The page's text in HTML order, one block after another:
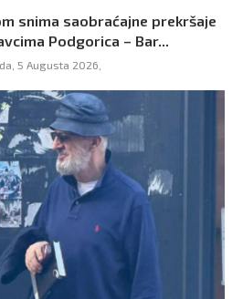
snima saobraćajne prekršaje
Podgorica – Bar...
5 Augusta 2026,